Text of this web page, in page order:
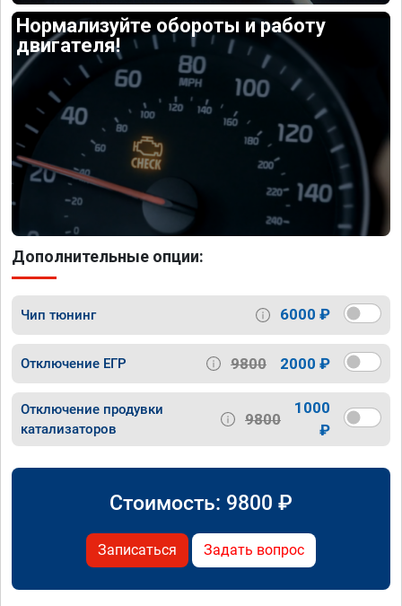
Нормализуйте обороты и работу
двигателя!
Дополнительные опции:
Чип тюнинг 6000 ₽
Отключение ЕГР 9800 2000 ₽
Отключение продувки
катализаторов
9800
1000
₽
Стоимость: 9800 ₽
Записаться Задать вопрос